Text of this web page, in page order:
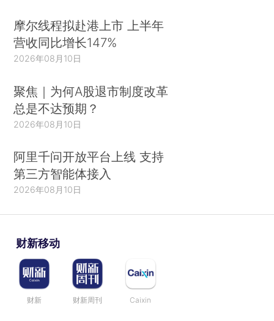
摩尔线程拟赴港上市 上半年
营收同比增长147%
2026年08月10日
聚焦｜为何A股退市制度改革
总是不达预期？
2026年08月10日
阿里千问开放平台上线 支持
第三方智能体接入
2026年08月10日
财新移动
财新 财新周刊 Caixin